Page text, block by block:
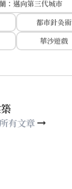
：邁向第三代城市
都市針灸術
華沙遊戲
有文章